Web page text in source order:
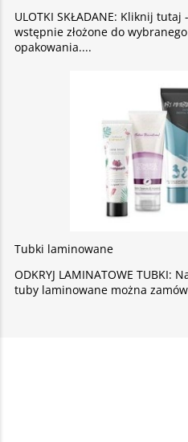
ULOTKI SKŁADANE: Kliknij
wstępnie złożone do
opakowania.
Tubki laminowane
ODKRYJ LAMINATOWE TUBKI:
tuby laminowane można